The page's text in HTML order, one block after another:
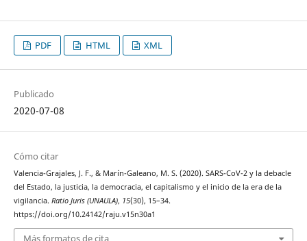
PDF HTML XML
Publicado
2020-07-08
Cómo citar
Valencia-Grajales, J. F., & Marín-Galeano, M. S. (2020). SARS-CoV-2 y la debacle
del Estado, la justicia, la democracia, el capitalismo y el inicio de la era de la
vigilancia. Ratio Juris (UNAULA), 15(30), 15–34.
https://doi.org/10.24142/raju.v15n30a1
Más formatos de cita